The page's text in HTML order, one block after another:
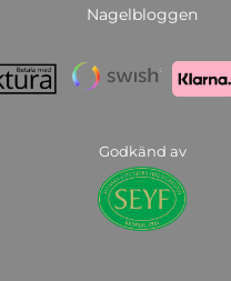
Nagelbloggen
Godkänd av